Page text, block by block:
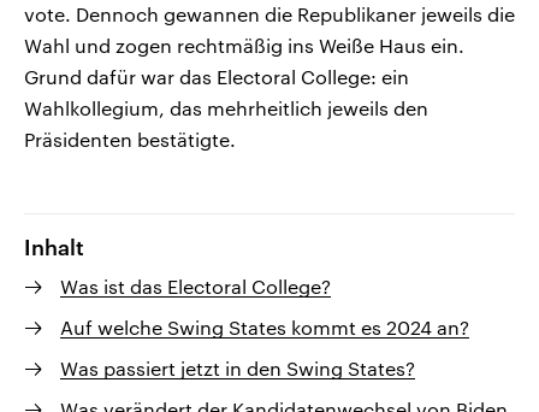
vote. Dennoch gewannen die Republikaner jeweils die
Wahl und zogen rechtmäßig ins Weiße Haus ein.
Grund dafür war das Electoral College: ein
Wahlkollegium, das mehrheitlich jeweils den
Präsidenten bestätigte.
Inhalt
Was ist das Electoral College?
Auf welche Swing States kommt es 2024 an?
Was passiert jetzt in den Swing States?